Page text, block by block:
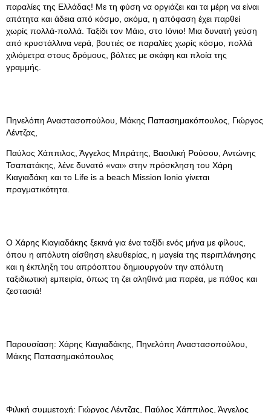
παραλίες της Ελλάδας! Με τη φύση να οργιάζει και τα μέρη να είναι
απάτητα και άδεια από κόσμο, ακόμα, η απόφαση έχει παρθεί
χωρίς πολλά-πολλά. Ταξίδι τον Μάιο, στο Ιόνιο! Μια δυνατή γεύση
από κρυστάλλινα νερά, βουτιές σε παραλίες χωρίς κόσμο, πολλά
χιλιόμετρα στους δρόμους, βόλτες με σκάφη και πλοία της
γραμμής.
Πηνελόπη Αναστασοπούλου, Μάκης Παπασημακόπουλος, Γιώργος
Λέντζας,
Παύλος Χάππιλος, Άγγελος Μπράτης, Βασιλική Ρούσου, Αντώνης
Τσαπατάκης, λένε δυνατό «ναι» στην πρόσκληση του Χάρη
Κιαγιαδάκη και το Life is a beach Mission Ionio γίνεται
πραγματικότητα.
Ο Χάρης Κιαγιαδάκης ξεκινά για ένα ταξίδι ενός μήνα με φίλους,
όπου η απόλυτη αίσθηση ελευθερίας, η μαγεία της περιπλάνησης
και η έκπληξη του απρόοπτου δημιουργούν την απόλυτη
ταξιδιωτική εμπειρία, όπως τη ζει αληθινά μια παρέα, με πάθος και
ζεστασιά!
Παρουσίαση: Χάρης Κιαγιαδάκης, Πηνελόπη Αναστασοπούλου,
Μάκης Παπασημακόπουλος
Φιλική συμμετοχή: Γιώργος Λέντζας, Παύλος Χάππιλος, Άγγελος